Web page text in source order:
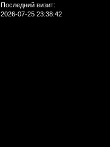
Последний визит:
2026-07-25 23:38:42